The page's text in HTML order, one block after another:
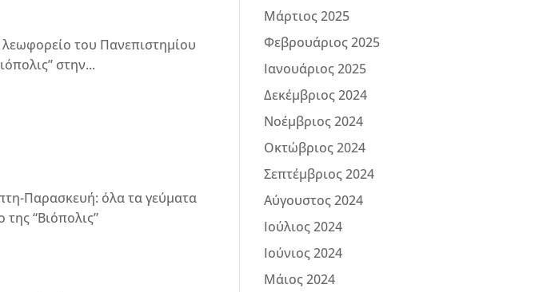
του Πανεπιστημίου
στην...
Παρασκευή: όλα τα γεύματα
της “Βιόπολις”
Μάρτιος 2025
Φεβρουάριος 2025
Ιανουάριος 2025
Δεκέμβριος 2024
Νοέμβριος 2024
Οκτώβριος 2024
Σεπτέμβριος 2024
Αύγουστος 2024
Ιούλιος 2024
Ιούνιος 2024
Μάιος 2024